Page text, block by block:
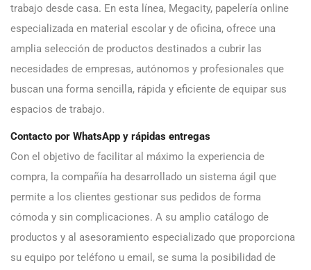
trabajo desde casa. En esta línea, Megacity, papelería online
especializada en material escolar y de oficina, ofrece una
amplia selección de productos destinados a cubrir las
necesidades de empresas, autónomos y profesionales que
buscan una forma sencilla, rápida y eficiente de equipar sus
espacios de trabajo.
Contacto por WhatsApp y rápidas entregas
Con el objetivo de facilitar al máximo la experiencia de
compra, la compañía ha desarrollado un sistema ágil que
permite a los clientes gestionar sus pedidos de forma
cómoda y sin complicaciones. A su amplio catálogo de
productos y al asesoramiento especializado que proporciona
su equipo por teléfono u email, se suma la posibilidad de